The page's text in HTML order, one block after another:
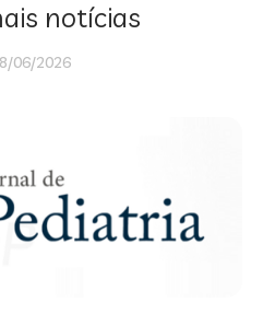
notícias
06/2026